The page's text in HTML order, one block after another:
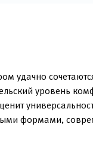
удачно
уровень
формами,